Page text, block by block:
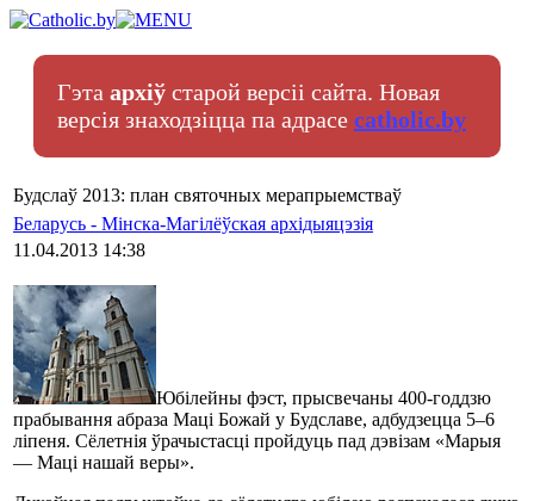
Гэта архіў старой версіі сайта. Новая
версія знаходзіцца па адрасе catholic.by
Будслаў 2013: план святочных мерапрыемстваў
Беларусь - Мінска-Магілёўская архідыяцэзія
11.04.2013 14:38
Юбілейны фэст, прысвечаны 400-годдзю
прабывання абраза Маці Божай у Будславе, адбудзецца 5–6
ліпеня. Сёлетнія ўрачыстасці пройдуць пад дэвізам «Марыя
— Маці нашай веры».